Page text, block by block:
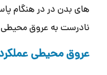
های بدن در در هنگام
نادرست به عروق محیطی
عروق محیطی